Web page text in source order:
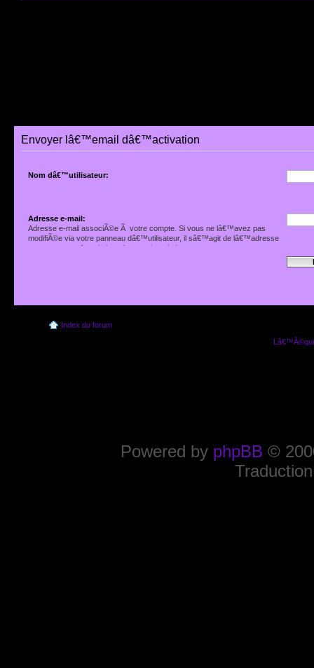
Envoyer lâ€™email dâ€™activation
Nom dâ€™utilisateur:
Adresse e-mail:
Adresse e-mail associÃ©e Ã votre compte. Si vous ne lâ€™avez pas
modifiÃ©e via votre panneau dâ€™utilisateur, il sâ€™agit de lâ€™adresse
que vous avez fournie lors de votre inscription.
Index du forum
Powered by phpBB ©